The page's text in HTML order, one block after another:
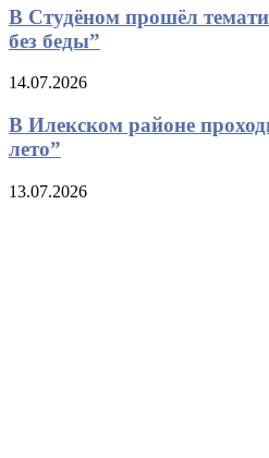
В Студёном прошёл
без беды”
14.07.2026
В Илекском районе
лето”
13.07.2026